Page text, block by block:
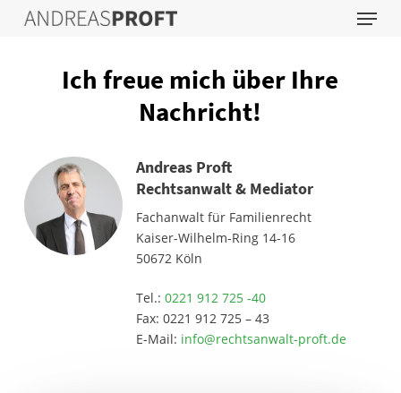
Menu
Ich freue mich über Ihre
Nachricht!
Andreas Proft
Rechtsanwalt & Mediator
Fachanwalt für Familienrecht
Kaiser-Wilhelm-Ring 14-16
50672 Köln
Tel.:0221 912 725 -40
Fax: 0221 912 725 – 43
E-Mail: info@rechtsanwalt-proft.de